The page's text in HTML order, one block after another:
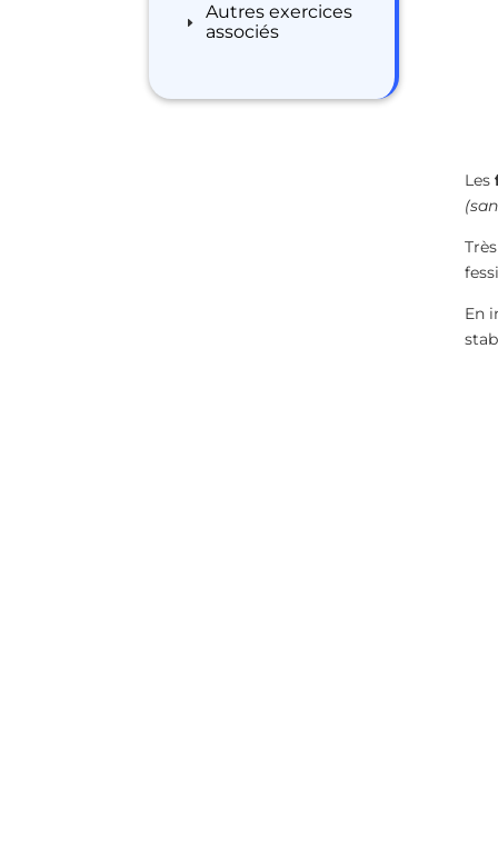
Autres exercices
associés
Les
En